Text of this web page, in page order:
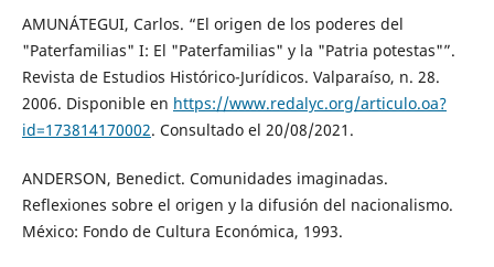
AMUNÁTEGUI, Carlos. “El origen de los poderes del
"Paterfamilias" I: El "Paterfamilias" y la "Patria potestas"”.
Revista de Estudios Histórico-Jurídicos. Valparaíso, n. 28.
2006. Disponible en https://www.redalyc.org/articulo.oa?
id=173814170002. Consultado el 20/08/2021.
ANDERSON, Benedict. Comunidades imaginadas.
Reflexiones sobre el origen y la difusión del nacionalismo.
México: Fondo de Cultura Económica, 1993.